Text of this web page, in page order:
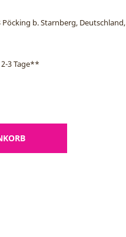
b. Starnberg, Deutschland,
3 Tage**